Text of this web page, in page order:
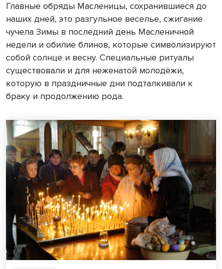
Главные обряды Масленицы, сохранившиеся до
наших дней, это разгульное веселье, сжигание
чучела Зимы в последний день Масленичной
недели и обилие блинов, которые символизируют
собой солнце и весну. Специальные ритуалы
существовали и для неженатой молодёжи,
которую в праздничные дни подталкивали к
браку и продолжению рода.